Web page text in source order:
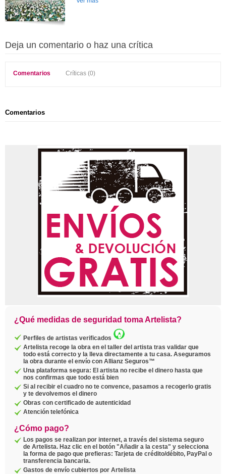
Deja un comentario o haz una crítica
Comentarios Críticas (0)
Comentarios
¿Qué medidas de seguridad toma Artelista?
Perfiles de artistas verificados
Artelista recoge la obra en el taller del artista tras validar que
todo está correcto y la lleva directamente a tu casa. Aseguramos
la obra durante el envío con Allianz Seguros™
Una plataforma segura: El artista no recibe el dinero hasta que
nos confirmas que todo está bien
Si al recibir el cuadro no te convence, pasamos a recogerlo gratis
y te devolvemos el dinero
Obras con certificado de autenticidad
Atención telefónica
¿Cómo pago?
Los pagos se realizan por internet, a través del sistema seguro
de Artelista. Haz clic en el botón "Añadir a la cesta" y selecciona
la forma de pago que prefieras: Tarjeta de crédito/débito, PayPal o
transferencia bancaria.
Gastos de envío cubiertos por Artelista